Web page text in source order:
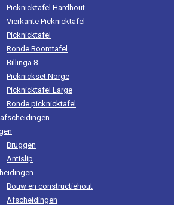
Picknicktafel Hardhout
Vierkante Picknicktafel
Picknicktafel
Ronde Boomtafel
Billinga 8
Picknickset Norge
Picknicktafel Large
Ronde picknicktafel
Bruggen
Antislip
Bouw en constructiehout
Afscheidingen